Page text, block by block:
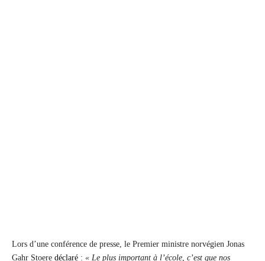
Lors d’une conférence de presse, le Premier ministre norvégien Jonas
Gahr Stoere déclaré : « Le plus important à l’école, c’est que nos